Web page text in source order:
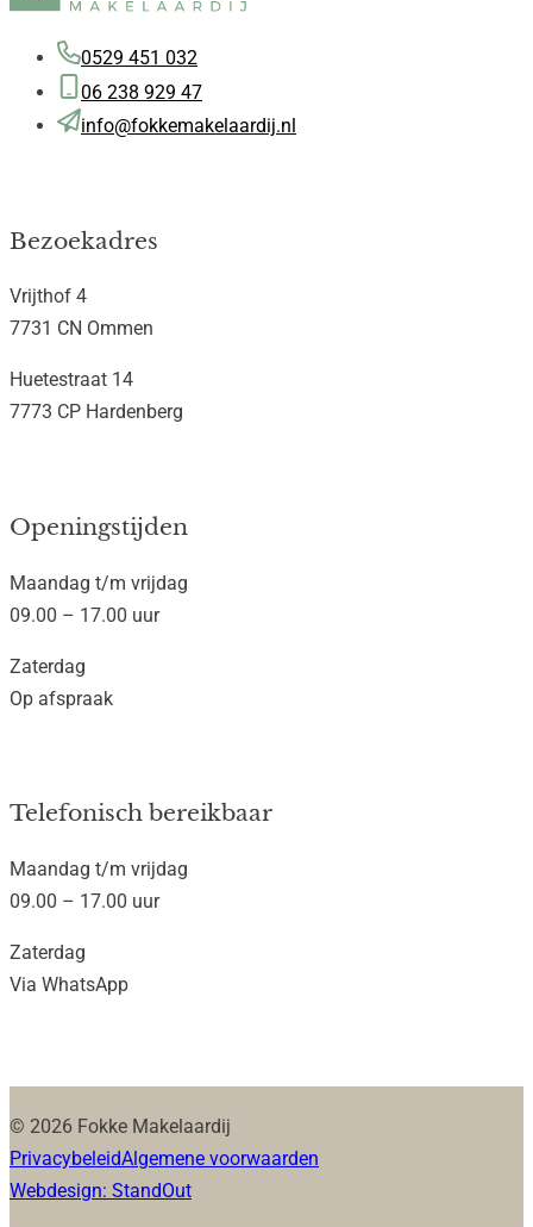
0529 451 032
06 238 929 47
info@fokkemakelaardij.nl
Bezoekadres
Vrijthof 4
7731 CN Ommen
Huetestraat 14
7773 CP Hardenberg
Openingstijden
Maandag t/m vrijdag
09.00 – 17.00 uur
Zaterdag
Op afspraak
Telefonisch bereikbaar
Maandag t/m vrijdag
09.00 – 17.00 uur
Zaterdag
Via WhatsApp
© 2026 Fokke Makelaardij
PrivacybeleidAlgemene voorwaarden
Webdesign: StandOut